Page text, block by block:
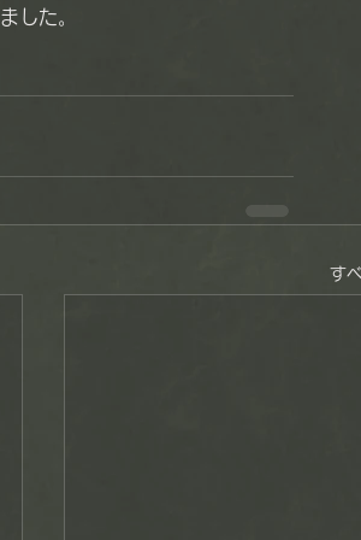
した。
す